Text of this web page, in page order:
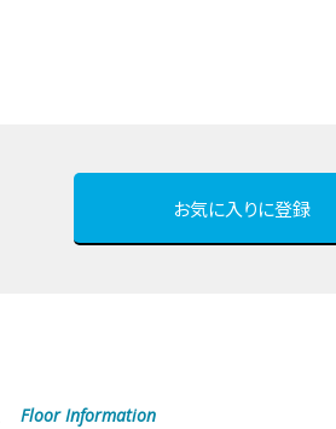
お気に入りに登録
Floor Information